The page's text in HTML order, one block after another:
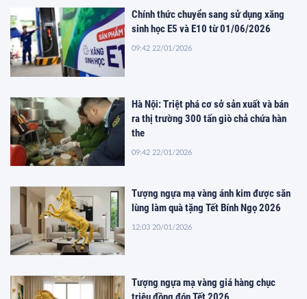
Chính thức chuyển sang sử dụng xăng
sinh học E5 và E10 từ 01/06/2026
09:42 22/01/2026
Hà Nội: Triệt phá cơ sở sản xuất và bán
ra thị trường 300 tấn giò chả chứa hàn
the
09:42 22/01/2026
Tượng ngựa mạ vàng ánh kim được săn
lùng làm quà tặng Tết Bính Ngọ 2026
12:03 20/01/2026
Tượng ngựa mạ vàng giá hàng chục